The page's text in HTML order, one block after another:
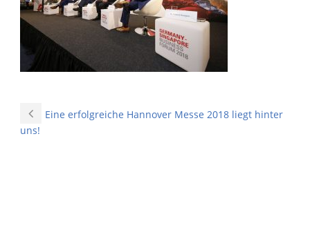
Eine erfolgreiche Hannover Messe 2018 liegt hinter
uns!